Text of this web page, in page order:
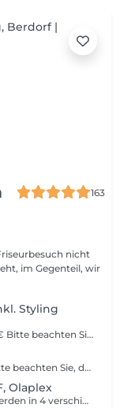
163
nicht
im Gegenteil, wir
Styling
+ Conditioner: 9,50€ + Intensiv Kur: 15,50€ Bitte beachten Sie, dass bei einer falsch ausgewählten Buchungsoption keine Garantie für die Erbringung der Dienstleistung besteht. Danke für Ihr Verständnis.
Der Preis wird nach Menge berechnet. Bitte beachten Sie, dass bei einer falsch ausgewählten Buchungsoption keine Garantie für die Erbringung der Dienstleistung besteht. Danke für Ihr Verständnis.
Olaplex
Liebe Kunden, unsere Balayage Pakete werden in 4 verschiedene Pakete unterteilt. Diese Unterteilungen richten sich nach Haarlänge und Haardicke. Ihr könnt uns sonst bei Unklarheiten auch gerne im Salon anrufen. Paket 1 ca. Kinnlanges Haar Paket 2 ca. bis Schulter Paket 3 ca. über Schulter Paket 4 ca. halber Rücken Bitte beachten Sie, dass bei einer falsch ausgewählten Buchungsoption keine Garantie für die Erbringung der Dienstleistung besteht. Danke für Ihr Verständnis.